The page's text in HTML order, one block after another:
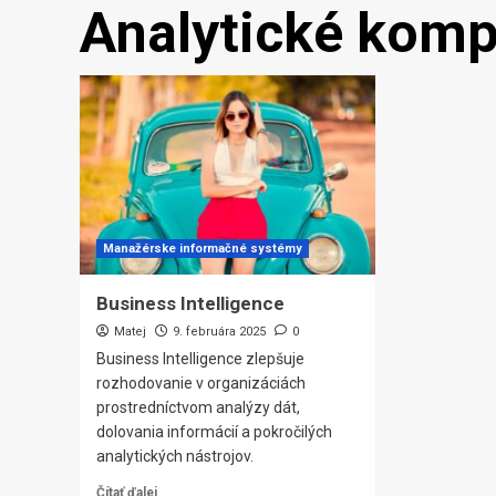
Analytické
Manažérske informačné systémy
Business Intelligence
Matej 9. februára 2025 0
Business Intelligence zlepšuje
rozhodovanie v organizáciách
prostredníctvom analýzy dát,
dolovania informácií a pokročilých
analytických nástrojov.